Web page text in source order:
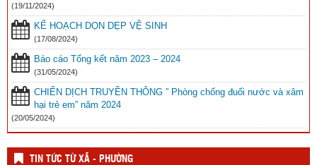
(19/11/2024)
KẾ HOẠCH DỌN DẸP VỆ SINH
(17/08/2024)
Báo cáo Tổng kết năm 2023 – 2024
(31/05/2024)
CHIẾN DỊCH TRUYỀN THÔNG ” Phòng chống đuối nước và xâm
hại trẻ em” năm 2024
(20/05/2024)
TIN TỨC TỪ XÃ - PHƯỜNG